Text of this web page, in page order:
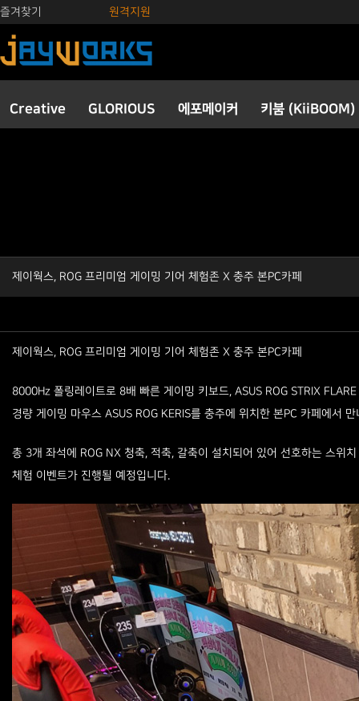
즐겨찾기 원격지원
Creative GLORIOUS 에포메이커 키붐 (KiiBOOM)
제이웍스, ROG 프리미엄 게이밍 기어 체험존 X 충주 본PC카페
제이웍스, ROG 프리미엄 게이밍 기어 체험존 X 충주 본PC카페
8000Hz 폴링레이트로 8배 빠른 게이밍 키보드, ASUS ROG STRIX
경량 게이밍 마우스 ASUS ROG KERIS를 충주에 위치한 본PC 카페에서
총 3개 좌석에 ROG NX 청축, 적축, 갈축이 설치되어 있어 선호하는 스위
체험 이벤트가 진행될 예정입니다.